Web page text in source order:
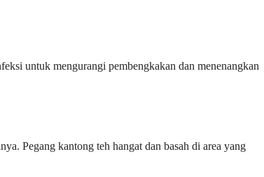
untuk mengurangi pembengkakan dan menenangkan
Pegang kantong teh hangat dan basah di area yang